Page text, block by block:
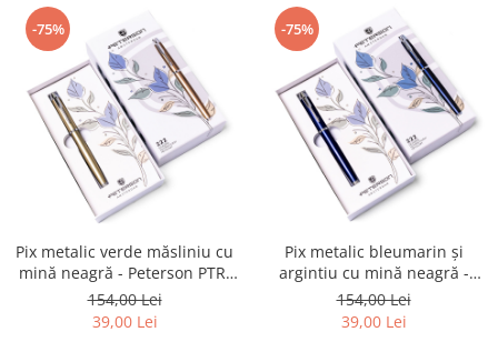
-75%
Pix metalic verde măsliniu cu
mină neagră - Peterson PTR-
PTN 222-GB OLIVE-SIL
154,00 Lei
39,00 Lei
-75%
Pix metalic bleumarin și
argintiu cu mină neagră -
Peterson PTR-PTN 222-GB
NAVY-SILV
154,00 Lei
39,00 Lei